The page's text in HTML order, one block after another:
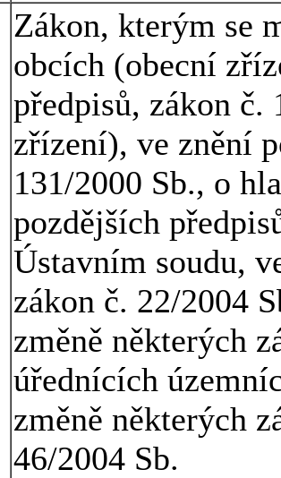
Zákon, kterým se
obcích (obecní
předpisů, zákon č.
zřízení), ve znění
131/2000 Sb., o
pozdějších
Ústavním soudu,
zákon č. 22/2004
změně některých
úřednících
změně některých
46/2004 Sb.